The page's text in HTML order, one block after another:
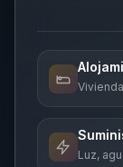
Luz,